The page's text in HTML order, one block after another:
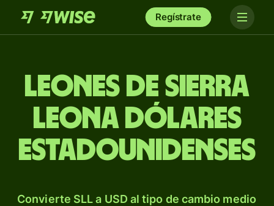
Regístrate
Leones de Sierra
Leona dólares
estadounidenses
Convierte SLL a USD al tipo de cambio medio